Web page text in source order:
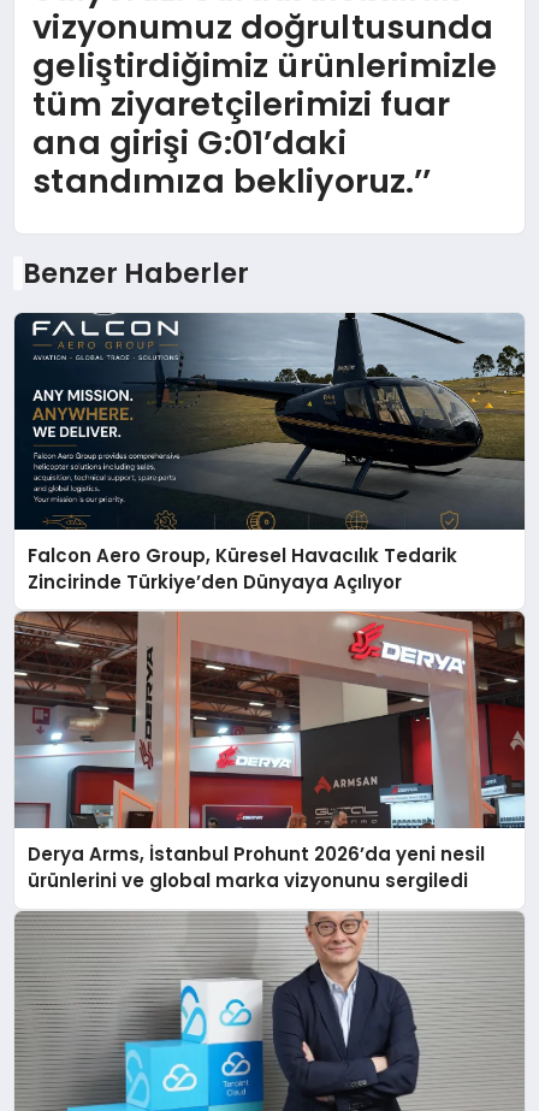
vizyonumuz doğrultusunda
geliştirdiğimiz ürünlerimizle
tüm ziyaretçilerimizi fuar
ana girişi G:01’daki
standımıza bekliyoruz.’’
Benzer Haberler
Falcon Aero Group, Küresel Havacılık Tedarik
Zincirinde Türkiye’den Dünyaya Açılıyor
Derya Arms, İstanbul Prohunt 2026’da yeni nesil
ürünlerini ve global marka vizyonunu sergiledi